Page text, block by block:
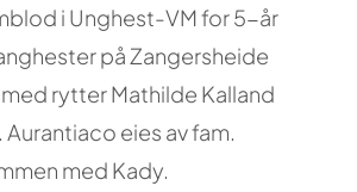
i Unghest-VM for 5-år
på Zangersheide
rytter Mathilde Kalland
eies av fam.
med Kady.